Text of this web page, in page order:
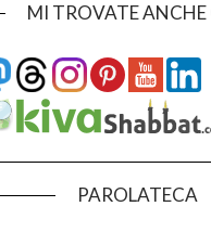
MI TROVATE ANCHE
PAROLATECA